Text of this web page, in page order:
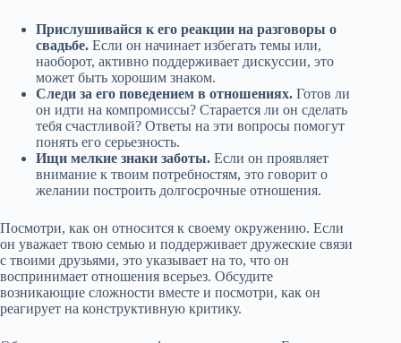
Прислушивайся к его реакции на разговоры о
свадьбе. Если он начинает избегать темы или,
наоборот, активно поддерживает дискуссии, это
может быть хорошим знаком.
Следи за его поведением в отношениях. Готов ли
он идти на компромиссы? Старается ли он сделать
тебя счастливой? Ответы на эти вопросы помогут
понять его серьезность.
Ищи мелкие знаки заботы. Если он проявляет
внимание к твоим потребностям, это говорит о
желании построить долгосрочные отношения.
Посмотри, как он относится к своему окружению. Если
он уважает твою семью и поддерживает дружеские связи
с твоими друзьями, это указывает на то, что он
воспринимает отношения всерьез. Обсудите
возникающие сложности вместе и посмотри, как он
реагирует на конструктивную критику.